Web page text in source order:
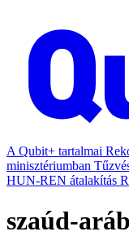
A Qubit+ tartalmai
minisztériumban
HUN-REN átalakítás
szaúd-